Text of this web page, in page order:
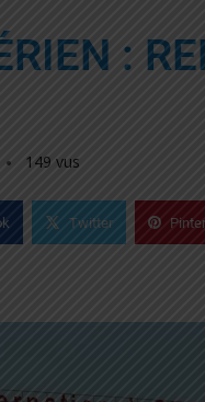
:
149 vus
Twitter